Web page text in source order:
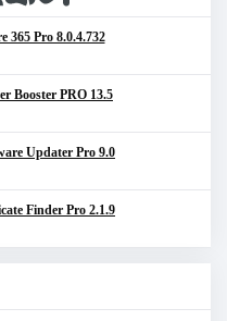
365 Pro 8.0.4.732
Booster PRO 13.5
Updater Pro 9.0
Finder Pro 2.1.9